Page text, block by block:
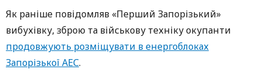
Як раніше повідомляв «Перший Запорізький»
вибухівку, зброю та військову техніку окупанти
продовжують розміщувати в енергоблоках
Запорізької АЕС.